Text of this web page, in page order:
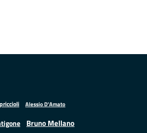
Alessio D'Amato
Bruno Mellano